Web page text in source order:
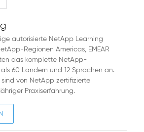
autorisierte NetApp Learning
Regionen Americas, EMEAR
das komplette NetApp-
60 Ländern und 12 Sprachen an.
von NetApp zertifizierte
Praxiserfahrung.